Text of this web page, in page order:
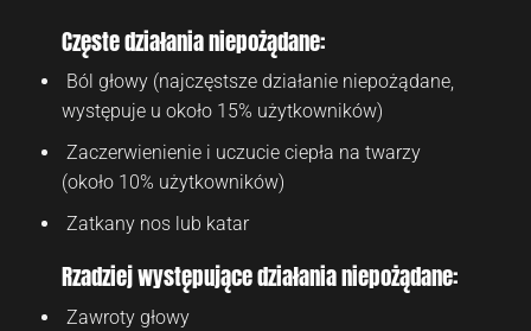
Częste działania niepożądane:
Ból głowy (najczęstsze działanie niepożądane,
występuje u około 15% użytkowników)
Zaczerwienienie i uczucie ciepła na twarzy
(około 10% użytkowników)
Zatkany nos lub katar
Rzadziej występujące działania niepożądane:
Zawroty głowy